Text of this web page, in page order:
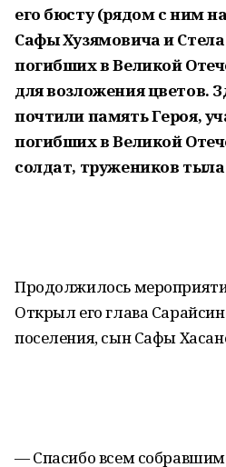
его бюсту (рядом с ним
Сафы Хузямовича и
погибших в Великой
для возложения цветов.
почтили память Героя,
погибших в Великой
солдат, тружеников
Продолжилось
Открыл его глава
поселения, сын Сафы
— Спасибо всем